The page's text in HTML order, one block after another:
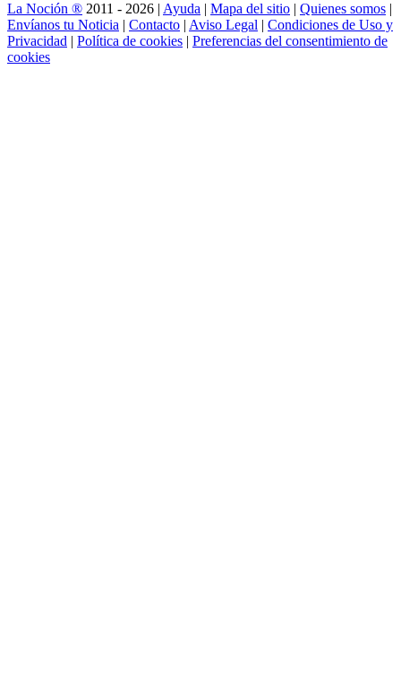
La Noción ® 2011 - 2026 | Ayuda | Mapa del sitio | Quienes somos |
Envíanos tu Noticia | Contacto | Aviso Legal | Condiciones de Uso y
Privacidad | Política de cookies | Preferencias del consentimiento de
cookies